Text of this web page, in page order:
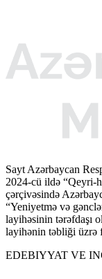
Sayt Azərbaycan
2024-cü ildə “Qeyri-
çərçivəsində
“Yeniyetmə və
layihəsinin tərəfdaşı
layihənin təbliği üzrə
EDEBIYYAT VE